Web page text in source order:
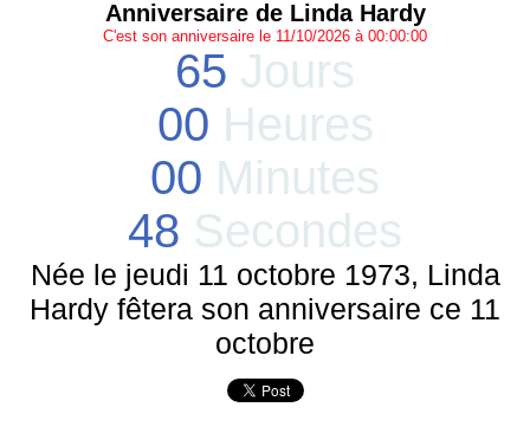
Anniversaire de Linda Hardy
C'est son anniversaire le 11/10/2026 à 00:00:00
65 Jours
00 Heures
00 Minutes
48 Secondes
Née le jeudi 11 octobre 1973, Linda
Hardy fêtera son anniversaire ce 11
octobre